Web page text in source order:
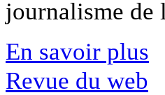
journalisme
En savoir plus
Revue du web